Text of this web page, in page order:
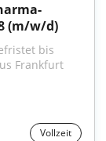
(m/w/d)
bis
Frankfurt
Vollzeit